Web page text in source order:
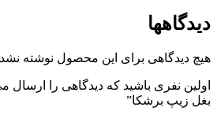
دیدگاهها
هیچ دیدگاهی برای این محصول نوشته
اولین نفری باشید که دیدگاهی را ارسال
بغل زيپ برشکا”